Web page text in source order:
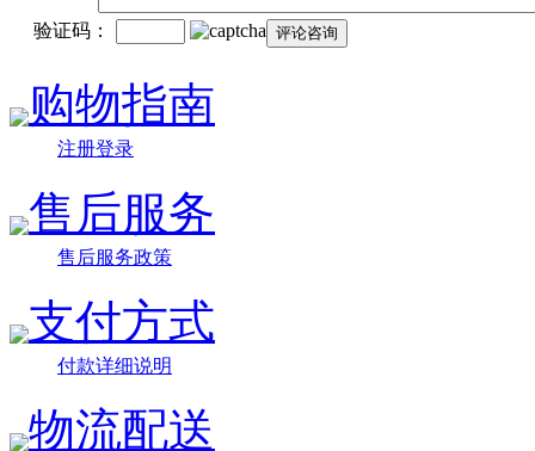
验证码：
购物指南
注册登录
售后服务
售后服务政策
支付方式
付款详细说明
物流配送